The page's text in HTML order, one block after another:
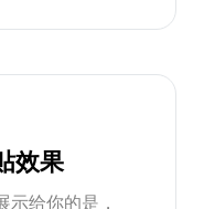
效果
示给你的是，